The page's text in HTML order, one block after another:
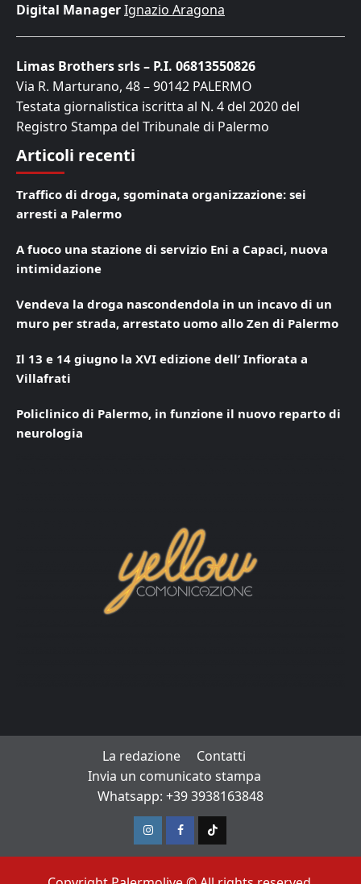
Digital ManagerIgnazio Aragona
Limas Brothers srls – P.I. 06813550826
Via R. Marturano, 48 – 90142 PALERMO
Testata giornalistica iscritta al N. 4 del 2020 del
Registro Stampa del Tribunale di Palermo
Articoli recenti
Traffico di droga, sgominata organizzazione: sei
arresti a Palermo
A fuoco una stazione di servizio Eni a Capaci, nuova
intimidazione
Vendeva la droga nascondendola in un incavo di un
muro per strada, arrestato uomo allo Zen di Palermo
Il 13 e 14 giugno la XVI edizione dell’ Infiorata a
Villafrati
Policlinico di Palermo, in funzione il nuovo reparto di
neurologia
La redazione
Contatti
Invia un comunicato stampa
Whatsapp: +39 3938163848
InstagramFacebook
TikTok